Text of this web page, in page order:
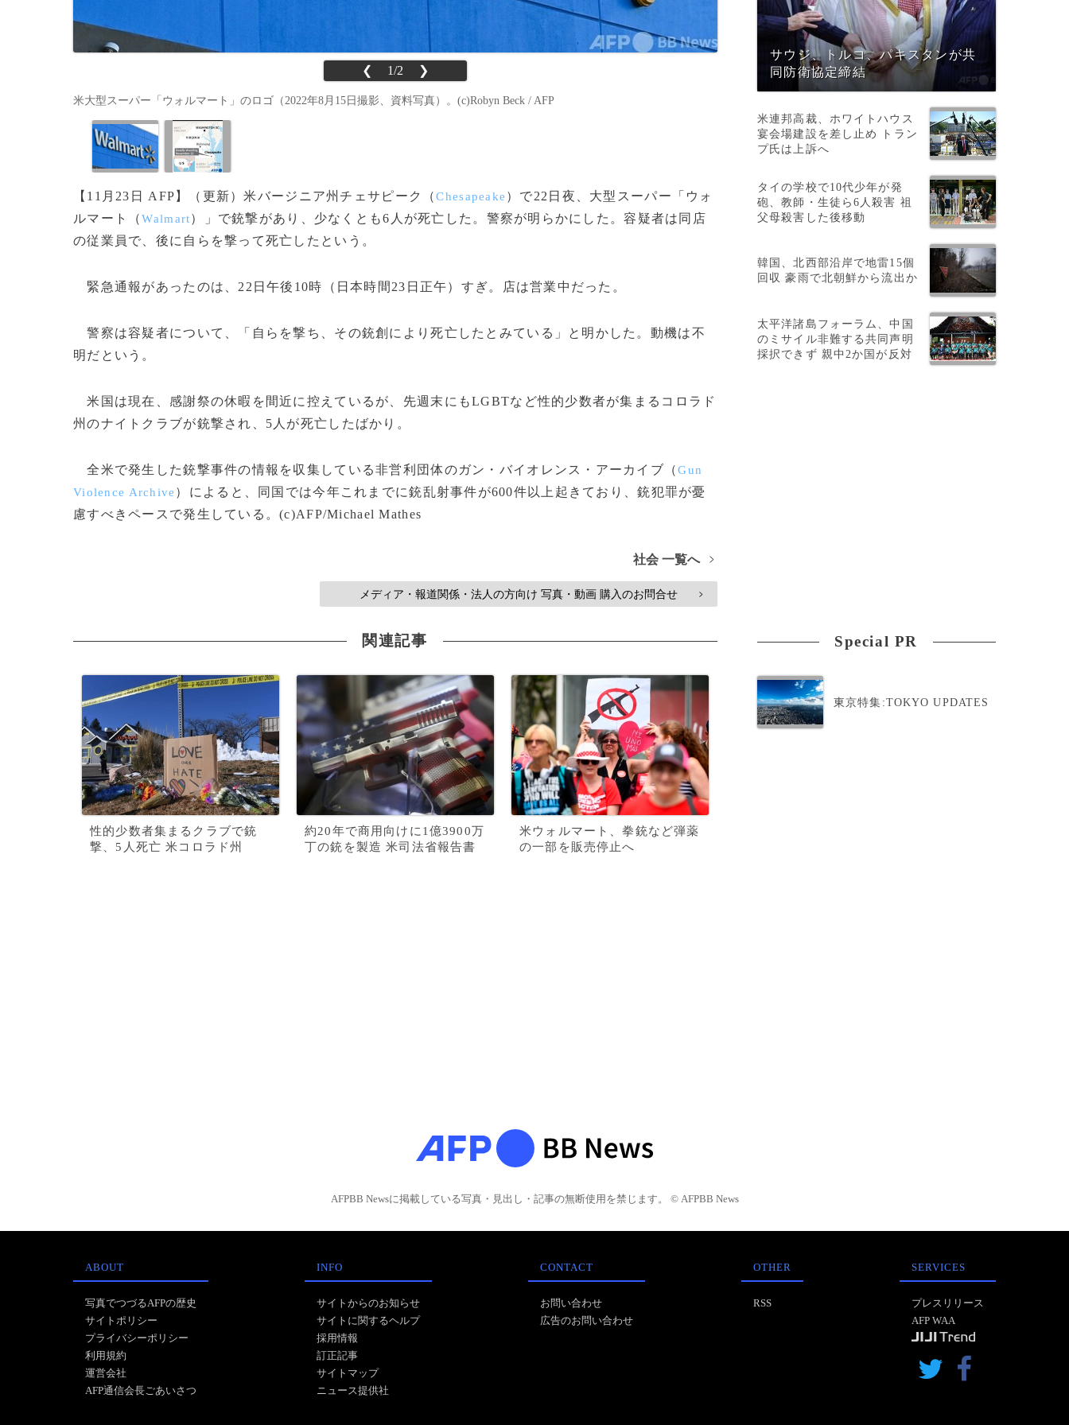
❮ 1/2 ❯
米大型スーパー「ウォルマート」のロゴ（2022年8月15日撮影、資料写真）。(c)Robyn Beck / AFP
【11月23日 AFP】（更新）米バージニア州チェサピーク（Chesapeake ）で22日夜、大型スーパー「ウォ
ルマート（Walmart）」で銃撃があり、少なくとも6人が死亡した。警察が明らかにした。容疑者は同店
の従業員で、後に自らを撃って死亡したという。
緊急通報があったのは、22日午後10時（日本時間23日正午）すぎ。店は営業中だった。
警察は容疑者について、「自らを撃ち、その銃創により死亡したとみている」と明かした。動機は不
明だという。
米国は現在、感謝祭の休暇を間近に控えているが、先週末にもLGBTなど性的少数者が集まるコロラド
州のナイトクラブが銃撃され、5人が死亡したばかり。
全米で発生した銃撃事件の情報を収集している非営利団体のガン・バイオレンス・アーカイブ（Gun
Violence Archive ）によると、同国では今年これまでに銃乱射事件が600件以上起きており、銃犯罪が憂
慮すべきペースで発生している。(c)AFP/Michael Mathes
社会 一覧へ >
メディア・報道関係・法人の方向け 写真・動画 購入のお問合せ >
関連記事
性的少数者集まるクラブで銃
撃、5人死亡 米コロラド州
約20年で商用向けに1億3900万
丁の銃を製造 米司法省報告書
米ウォルマート、拳銃など弾薬
の一部を販売停止へ
サウジ、トルコ、パキスタンが共
同防衛協定締結
米連邦高裁、ホワイトハウス
宴会場建設を差し止め トラン
プ氏は上訴へ
タイの学校で10代少年が発
砲、教師・生徒ら6人殺害 祖
父母殺害した後移動
韓国、北西部沿岸で地雷15個
回収 豪雨で北朝鮮から流出か
太平洋諸島フォーラム、中国
のミサイル非難する共同声明
採択できず 親中2か国が反対
Special PR
東京特集:TOKYO UPDATES
AFPBB Newsに掲載している写真・見出し・記事の無断使用を禁じます。 © AFPBB News
ABOUT
写真でつづるAFPの歴史
サイトポリシー
プライバシーポリシー
利用規約
運営会社
AFP通信会長ごあいさつ
INFO
サイトからのお知らせ
サイトに関するヘルプ
採用情報
訂正記事
サイトマップ
ニュース提供社
CONTACT
お問い合わせ
広告のお問い合わせ
OTHER
RSS
SERVICES
プレスリリース
AFP WAA